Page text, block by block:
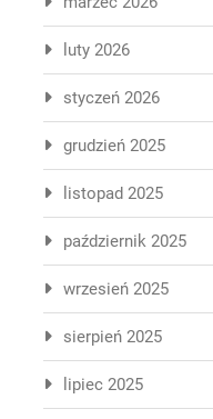
luty 2026
styczeń 2026
grudzień 2025
listopad 2025
październik 2025
wrzesień 2025
sierpień 2025
lipiec 2025